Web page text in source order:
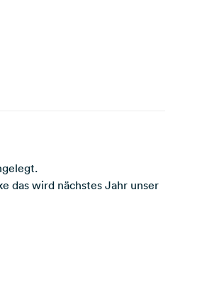
das wird nächstes Jahr unser